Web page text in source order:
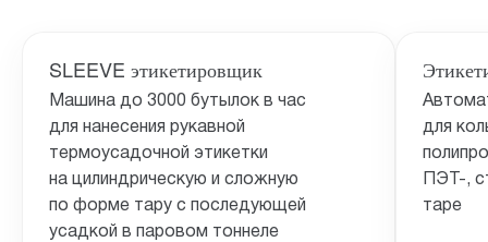
SLEEVE этикетировщик
Машина до 3000 бутылок в час
для нанесения рукавной
термоусадочной этикетки
на цилиндрическую и сложную
по форме тару с последующей
усадкой в паровом тоннеле
для
ПЭТ-,
таре